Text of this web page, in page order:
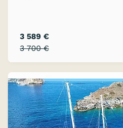
3 700 €
3 589 €